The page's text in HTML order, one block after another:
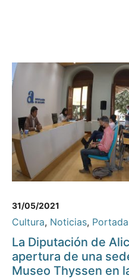
31/05/2021
Cultura, Noticias, Portada
La Diputación de
apertura de una
Museo Thyssen en